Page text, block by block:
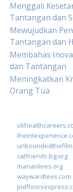
Menggali
Tantangan dan
Mewujudkan
Tantangan dan
Membahas
dan Tantangan
Meningkatkan
Orang Tua
catfriends-bg.org
marianlives.org
waywardtees.com